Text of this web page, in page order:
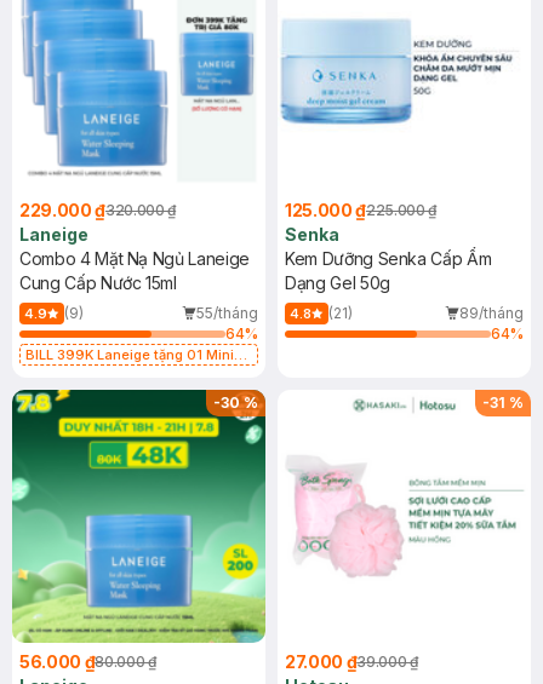
229.000 ₫320.000 ₫
Laneige
Combo 4 Mặt Nạ Ngủ Laneige
Cung Cấp Nước 15ml
4.9 (9)
55/tháng
64%
BILL 399K Laneige tặng 01 Mini
Nước 15ml (SL có hạn)
125.000 ₫225.000 ₫
Senka
Kem Dưỡng Senka Cấp Ẩm
Dạng Gel 50g
4.8 (21)
89/tháng
64%
-30%
56.000 ₫80.000 ₫
-31 %
27.000 ₫39.000 ₫